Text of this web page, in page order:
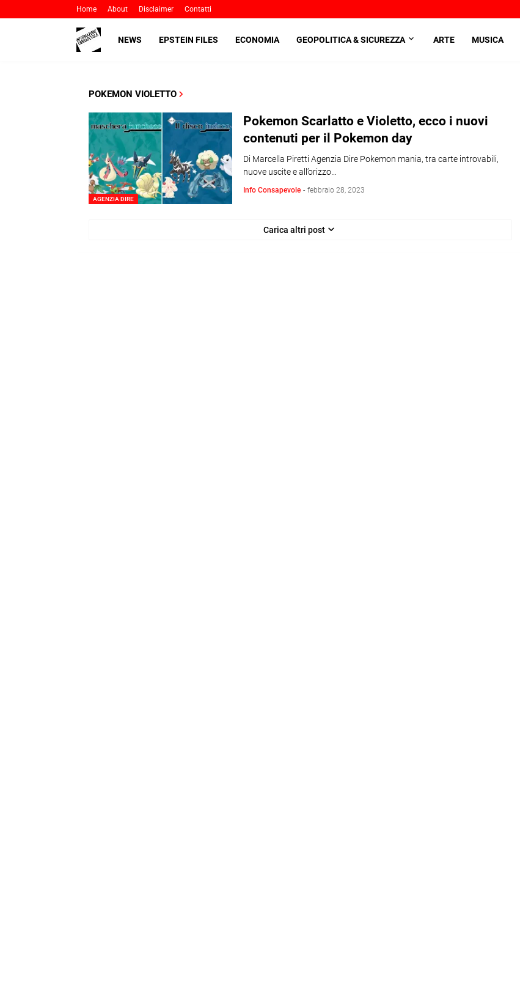
Home About Disclaimer Contatti
NEWS EPSTEIN FILES ECONOMIA GEOPOLITICA & SICUREZZA ARTE MUSICA
POKEMON VIOLETTO
AGENZIA DIRE
Pokemon Scarlatto e Violetto, ecco i nuovi
contenuti per il Pokemon day
Di Marcella Piretti Agenzia Dire Pokemon mania, tra carte introvabili,
nuove uscite e all’orizzo…
Info Consapevole - febbraio 28, 2023
Carica altri post